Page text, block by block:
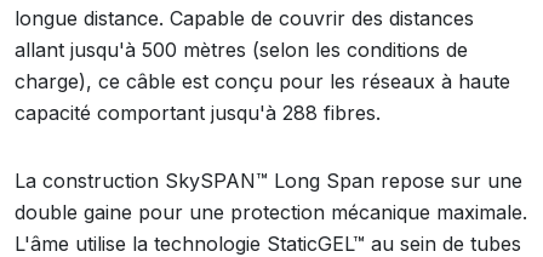
longue distance. Capable de couvrir des distances
allant jusqu'à 500 mètres (selon les conditions de
charge), ce câble est conçu pour les réseaux à haute
capacité comportant jusqu'à 288 fibres.
La construction SkySPAN™ Long Span repose sur une
double gaine pour une protection mécanique maximale.
L'âme utilise la technologie StaticGEL™ au sein de tubes